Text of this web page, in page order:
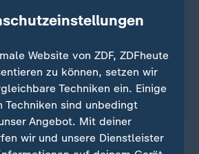
Streuobstwiesen
können eine Mail an
schreiben und erhalten
Liste von Lieferanten
im September 2023: "Die
Website von ZDF, ZDFheute
zu können, setzen wir
Techniken ein. Einige
Techniken sind unbedingt
Angebot. Mit deiner
wir und unsere Dienstleister